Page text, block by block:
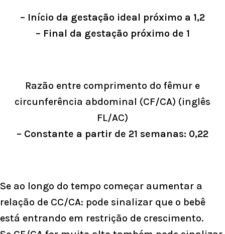
– Início da gestação ideal próximo a 1,2
– Final da gestação próximo de 1
Razão entre comprimento do fêmur e
circunferência abdominal (CF/CA) (inglês
FL/AC)
– Constante a partir de 21 semanas: 0,22
Se ao longo do tempo começar aumentar a
relação de CC/CA: pode sinalizar que o bebê
está entrando em restrição de crescimento.